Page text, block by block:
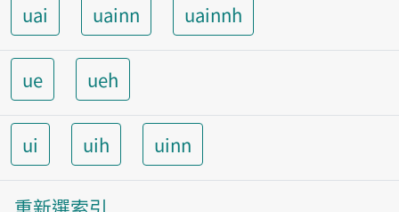
uai uainn uainnh
ue ueh
ui uih uinn